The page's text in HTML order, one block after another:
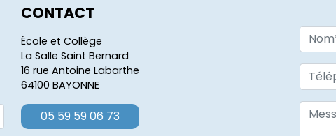
CONTACT
École et Collège
La Salle Saint Bernard
16 rue Antoine Labarthe
64100 BAYONNE
05 59 59 06 73